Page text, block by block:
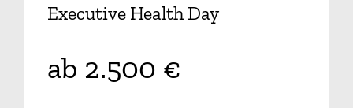
Executive Health Day
ab 2.500 €